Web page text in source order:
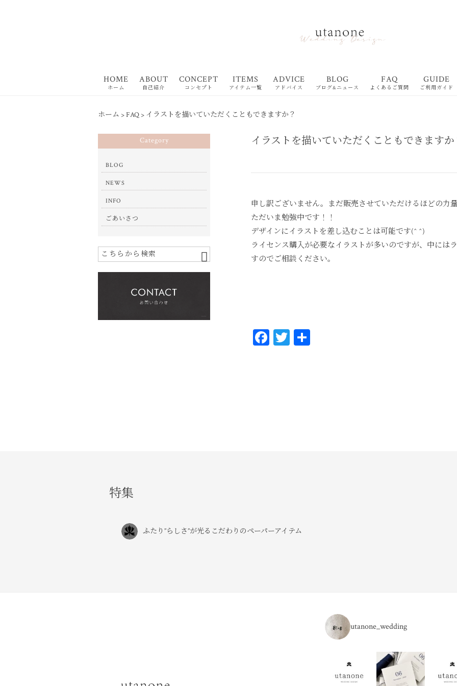
HOME
ホーム
ABOUT
自己紹介
CONCEPT
コンセプト
ITEMS
アイテム一覧
ADVICE
アドバイス
BLOG
ブログ&ニュース
FAQ
よくあるご質問
GUIDE
ご利用ガイド
ホーム >FAQ > イラストを描いていただくこともできますか？
イラストを描いていただくこともできますか
申し訳ございません。まだ販売させていただけるほどの力
ただいま勉強中です！！
デザインにイラストを差し込むことは可能です(^ ^)
ライセンス購入が必要なイラストが多いのですが、中には
すのでご相談ください。
Fa T
Category
BLOG
NEWS
INFO
ごあいさつ
特集
ふたり”らしさ”が光るこだわりのペーパーアイテム
utanone_wedding